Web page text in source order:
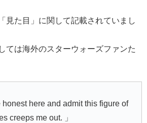
見た目」に関して記載されていまし
ては海外のスターウォーズファンた
honest here and admit this figure of
creeps me out. 」